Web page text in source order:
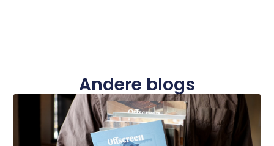
Andere blogs